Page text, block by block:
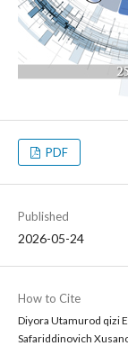
PDF
Published
2026-05-24
How to Cite
Diyora Utamurod qizi
Safariddinovich